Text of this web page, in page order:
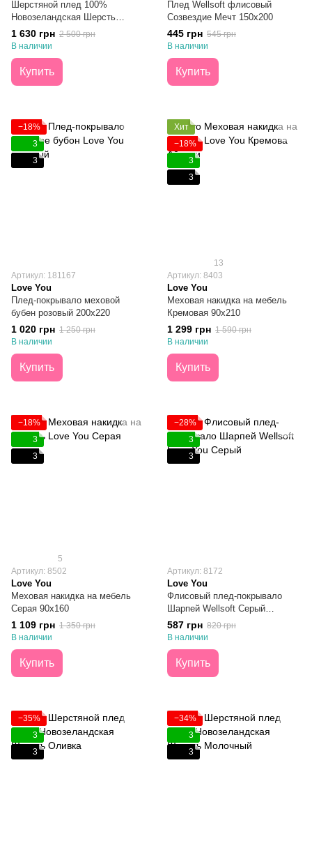
Шерстяной плед 100%
Новозеландская Шерсть
Горчица 140х200
1 630 грн 2 500 грн
В наличии
Купить
Плед Wellsoft флисовый
Созвездие Мечт 150х200
445 грн 545 грн
В наличии
Купить
−18%
3
3
Артикул: 181167
Love You
Плед-покрывало меховой
бубен розовый 200x220
1 020 грн 1 250 грн
В наличии
Купить
Хит
−18%
3
3
13
Артикул: 8403
Love You
Меховая накидка на мебель
Кремовая 90х210
1 299 грн 1 590 грн
В наличии
Купить
−18%
3
3
5
Артикул: 8502
Love You
Меховая накидка на мебель
Серая 90х160
1 109 грн 1 350 грн
В наличии
Купить
−28%
3
3
Артикул: 8172
Love You
Флисовый плед-покрывало
Шарпей Wellsoft Серый
150х200
587 грн 820 грн
В наличии
Купить
−35%
3
3
−34%
3
3